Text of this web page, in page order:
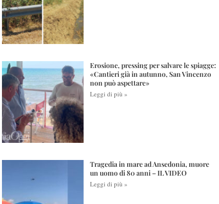
Erosione, pressing per salvare le spiagge:
«Cantieri già in autunno, San Vincenzo
non può aspettare»
Leggi di più »
Tragedia in mare ad Ansedonia, muore
un uomo di 80 anni – IL VIDEO
Leggi di più »